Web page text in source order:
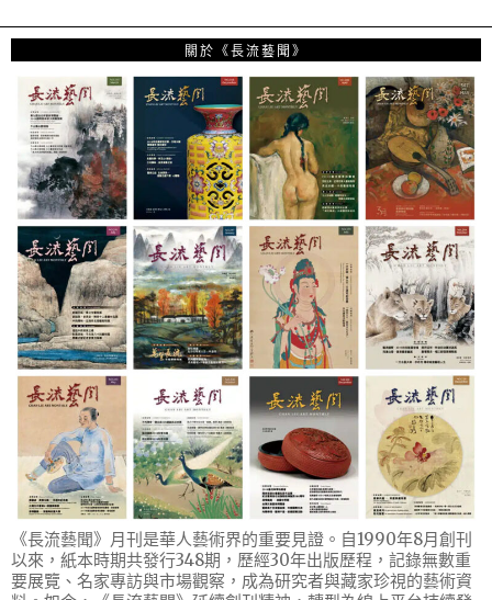
關於《長流藝聞》
《長流藝聞》月刊是華人藝術界的重要見證。自1990年8月創刊
以來，紙本時期共發行348期，歷經30年出版歷程，記錄無數重
要展覽、名家專訪與市場觀察，成為研究者與藏家珍視的藝術資